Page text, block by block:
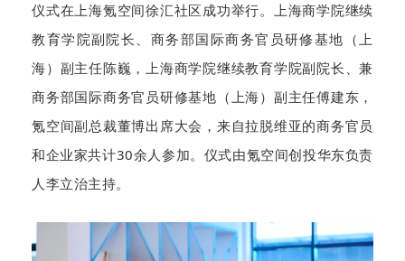
仪式在上海氪空间徐汇社区成功举行。上海商学院继续
教育学院副院长、商务部国际商务官员研修基地（上
海）副主任陈巍，上海商学院继续教育学院副院长、兼
商务部国际商务官员研修基地（上海）副主任傅建东，
氪空间副总裁董博出席大会，来自拉脱维亚的商务官员
和企业家共计30余人参加。仪式由氪空间创投华东负责
人李立治主持。